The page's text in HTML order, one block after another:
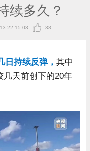
续多久？
22:15:03 38
日持续反弹， 其中
几天前创下的20年